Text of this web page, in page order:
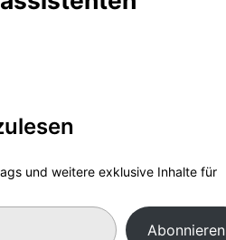
und weitere exklusive Inhalte für
Abonnieren